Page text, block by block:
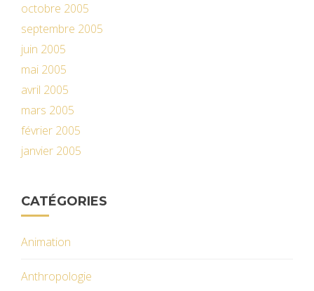
octobre 2005
septembre 2005
juin 2005
mai 2005
avril 2005
mars 2005
février 2005
janvier 2005
CATÉGORIES
Animation
Anthropologie